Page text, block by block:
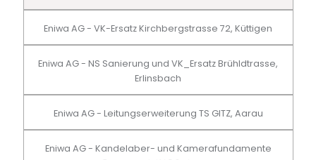
Eniwa AG - VK-Ersatz Kirchbergstrasse 72, Küttigen
Eniwa AG - NS Sanierung und VK_Ersatz Brühldtrasse,
Erlinsbach
Eniwa AG - Leitungserweiterung TS GITZ, Aarau
Eniwa AG - Kandelaber- und Kamerafundamente